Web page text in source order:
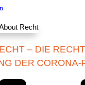
– DIE
DER CORONA-